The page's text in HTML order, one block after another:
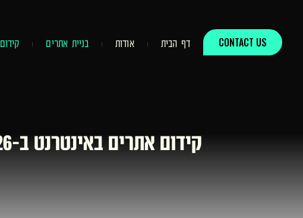
CONTACT US דף הבית אודות בניית אתרים קידום
קידום אתרים באינטרנט ב-2026: המדריך האסטרטגי להשתלטות על תוצאות החיפוש